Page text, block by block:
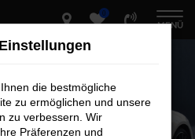
0
MENÜ
die bestmögliche
zu ermöglichen und unsere
zu verbessern. Wir
Präferenzen und